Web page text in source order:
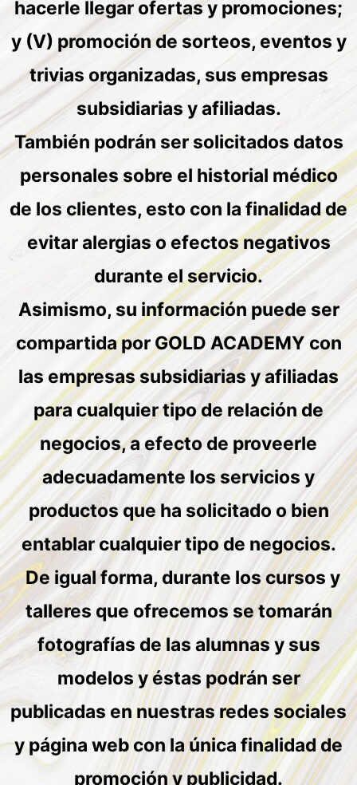
hacerle llegar ofertas y promociones;
y (V) promoción de sorteos, eventos y
trivias organizadas, sus empresas
subsidiarias y afiliadas.
También podrán ser solicitados datos
personales sobre el historial médico
de los clientes, esto con la finalidad de
evitar alergias o efectos negativos
durante el servicio.
Asimismo, su información puede ser
compartida por GOLD ACADEMY con
las empresas subsidiarias y afiliadas
para cualquier tipo de relación de
negocios, a efecto de proveerle
adecuadamente los servicios y
productos que ha solicitado o bien
entablar cualquier tipo de negocios.
De igual forma, durante los cursos y
talleres que ofrecemos se tomarán
fotografías de las alumnas y sus
modelos y éstas podrán ser
publicadas en nuestras redes sociales
y página web con la única finalidad de
promoción y publicidad.